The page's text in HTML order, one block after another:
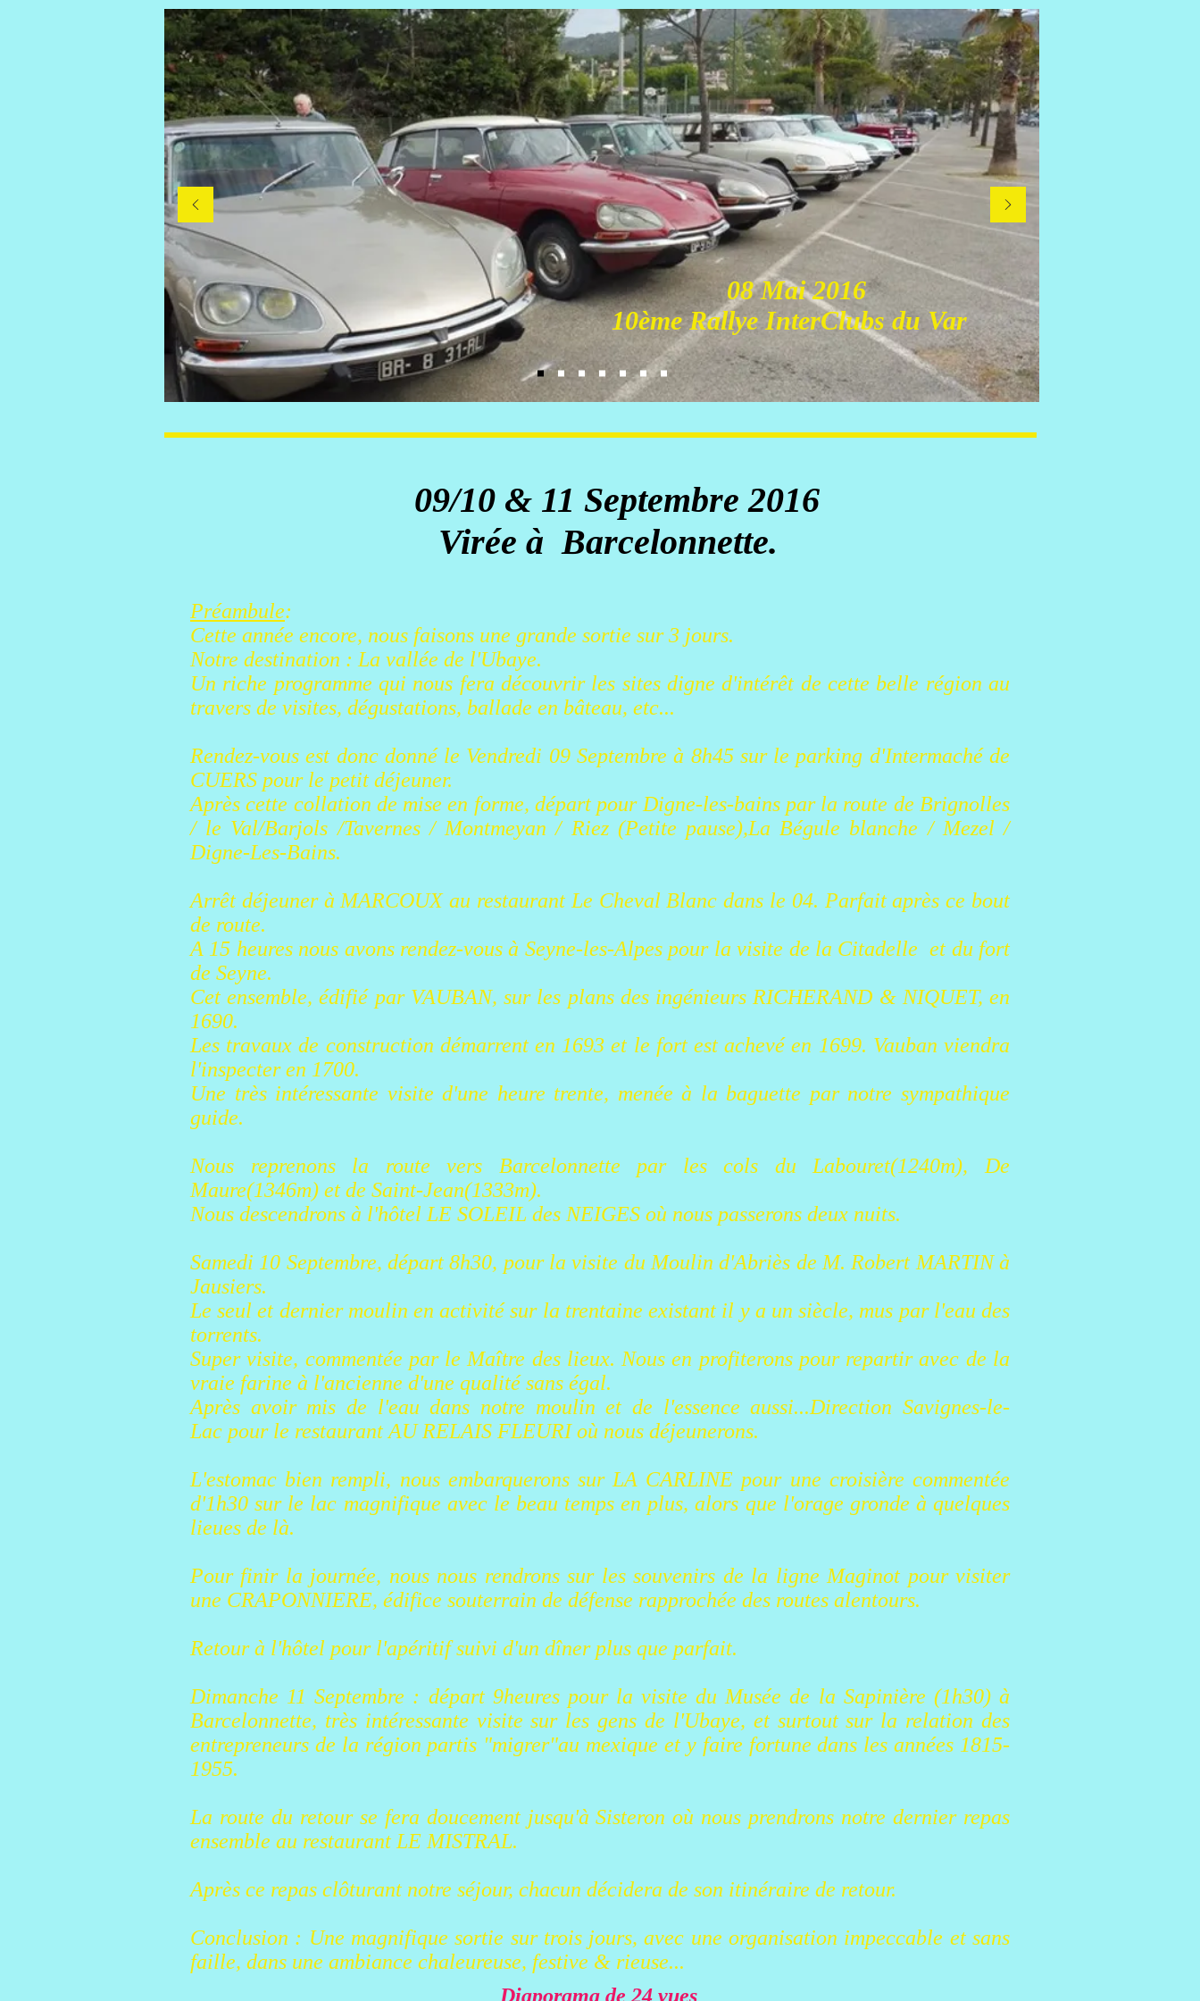
08 Mai 2016
10ème Rallye InterClubs du Var
09/10 & 11 Septembre 2016
Virée à Barcelonnette.
Préambule:
Cette année encore, nous faisons une grande sortie sur 3 jours.
Notre destination : La vallée de l'Ubaye.
Un riche programme qui nous fera découvrir les sites digne d'intérêt de cette belle région au
travers de visites, dégustations, ballade en bâteau, etc...
Rendez-vous est donc donné le Vendredi 09 Septembre à 8h45 sur le parking d'Intermaché de
CUERS pour le petit déjeuner.
Après cette collation de mise en forme, départ pour Digne-les-bains par la route de Brignolles
/ le Val/Barjols /Tavernes / Montmeyan / Riez (Petite pause),La Bégule blanche / Mezel /
Digne-Les-Bains.
Arrêt déjeuner à MARCOUX au restaurant Le Cheval Blanc dans le 04. Parfait après ce bout
de route.
A 15 heures nous avons rendez-vous à Seyne-les-Alpes pour la visite de la Citadelle et du fort
de Seyne.
Cet ensemble, édifié par VAUBAN, sur les plans des ingénieurs RICHERAND & NIQUET, en
1690.
Les travaux de construction démarrent en 1693 et le fort est achevé en 1699. Vauban viendra
l'inspecter en 1700.
Une très intéressante visite d'une heure trente, menée à la baguette par notre sympathique
guide.
Nous reprenons la route vers Barcelonnette par les cols du Labouret(1240m), De
Maure(1346m) et de Saint-Jean(1333m).
Nous descendrons à l'hôtel LE SOLEIL des NEIGES où nous passerons deux nuits.
Samedi 10 Septembre, départ 8h30, pour la visite du Moulin d'Abriès de M. Robert MARTIN à
Jausiers.
Le seul et dernier moulin en activité sur la trentaine existant il y a un siècle, mus par l'eau des
torrents.
Super visite, commentée par le Maître des lieux. Nous en profiterons pour repartir avec de la
vraie farine à l'ancienne d'une qualité sans égal.
Après avoir mis de l'eau dans notre moulin et de l'essence aussi...Direction Savignes-le-
Lac pour le restaurant AU RELAIS FLEURI où nous déjeunerons.
L'estomac bien rempli, nous embarquerons sur LA CARLINE pour une croisière commentée
d'1h30 sur le lac magnifique avec le beau temps en plus, alors que l'orage gronde à quelques
lieues de là.
Pour finir la journée, nous nous rendrons sur les souvenirs de la ligne Maginot pour visiter
une CRAPONNIERE, édifice souterrain de défense rapprochée des routes alentours.
Retour à l'hôtel pour l'apéritif suivi d'un dîner plus que parfait.
Dimanche 11 Septembre : départ 9heures pour la visite du Musée de la Sapinière (1h30) à
Barcelonnette, très intéressante visite sur les gens de l'Ubaye, et surtout sur la relation des
entrepreneurs de la région partis "migrer"au mexique et y faire fortune dans les années 1815-
1955.
La route du retour se fera doucement jusqu'à Sisteron où nous prendrons notre dernier repas
ensemble au restaurant LE MISTRAL.
Après ce repas clôturant notre séjour, chacun décidera de son itinéraire de retour.
Conclusion : Une magnifique sortie sur trois jours, avec une organisation impeccable et sans
faille, dans une ambiance chaleureuse, festive & rieuse...
Diaporama de 24 vues